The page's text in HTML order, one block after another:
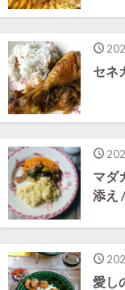
セネ
マダ
添え
愛し